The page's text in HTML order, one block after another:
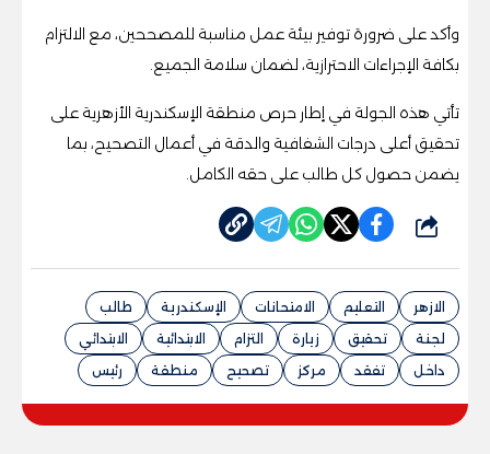
وأكد على ضرورة توفير بيئة عمل مناسبة للمصححين، مع الالتزام
بكافة الإجراءات الاحترازية، لضمان سلامة الجميع.
تأتي هذه الجولة في إطار حرص منطقة الإسكندرية الأزهرية على
تحقيق أعلى درجات الشفافية والدقة في أعمال التصحيح، بما
يضمن حصول كل طالب على حقه الكامل.
شارك
الازهر التعليم الامتحانات الإسكندرية
طالب
لجنة
تحقيق زيارة التزام الابتدائية
الابتدائي
داخل
تفقد مركز تصحيح منطقة رئيس